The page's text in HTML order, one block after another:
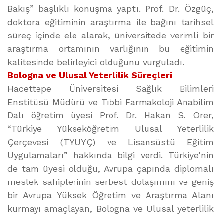
Bakış” başlıklı konuşma yaptı. Prof. Dr. Özgüç,
doktora eğitiminin araştırma ile bağını tarihsel
süreç içinde ele alarak, üniversitede verimli bir
araştırma ortamının varlığının bu eğitimin
kalitesinde belirleyici olduğunu vurguladı.
Bologna ve Ulusal Yeterlilik Süreçleri
Hacettepe Üniversitesi Sağlık Bilimleri
Enstitüsü Müdürü ve Tıbbi Farmakoloji Anabilim
Dalı öğretim üyesi Prof. Dr. Hakan S. Orer,
“Türkiye Yükseköğretim Ulusal Yeterlilik
Çerçevesi (TYUYÇ) ve Lisansüstü Eğitim
Uygulamaları” hakkında bilgi verdi. Türkiye’nin
de tam üyesi olduğu, Avrupa çapında diplomalı
meslek sahiplerinin serbest dolaşımını ve geniş
bir Avrupa Yüksek Öğretim ve Araştırma Alanı
kurmayı amaçlayan, Bologna ve Ulusal yeterlilik